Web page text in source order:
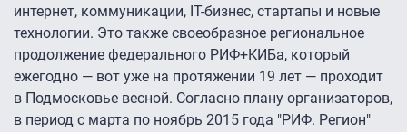
интернет, коммуникации, IT-бизнес, стартапы и новые
технологии. Это также своеобразное региональное
продолжение федерального РИФ+КИБа, который
ежегодно — вот уже на протяжении 19 лет — проходит
в Подмосковье весной. Согласно плану организаторов,
в период с марта по ноябрь 2015 года "РИФ. Регион"